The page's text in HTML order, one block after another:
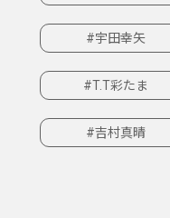
#宇田幸矢
#T.T彩たま
#吉村真晴